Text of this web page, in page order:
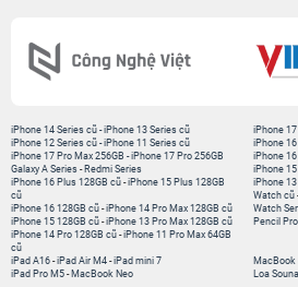
iPhone 14 Series cũ -iPhone 13 Series cũ
iPhone 12 Series cũ -iPhone 11 Series cũ
iPhone 17 Pro Max 256GB -iPhone 17 Pro 256GB
Galaxy A Series - Redmi Series
iPhone
iPhone
iPhone
iPhone
iPhone 16 Plus 128GB cũ -iPhone 15 Plus 128GB
cũ
iPhone 16 128GB cũ -iPhone 14 Pro Max 128GB cũ
iPhone 15 128GB cũ -iPhone 13 Pro Max 128GB cũ
iPhone 14 Pro 128GB cũ -iPhone 11 Pro Max 64GB
cũ
iPhone 13
Watch cũ
Watch
Pencil
iPad A16 -iPad Air M4 -iPad mini 7
iPad Pro M5 - MacBook Neo
MacBook
Loa